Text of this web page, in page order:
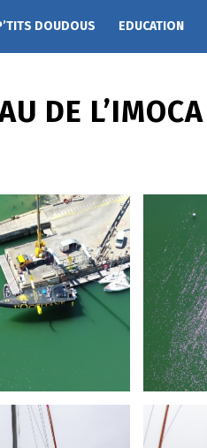
DOUDOUS EDUCATION
DE L’IMOCA